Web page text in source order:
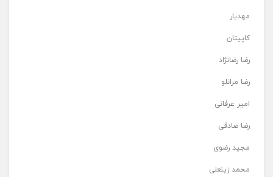
مهدیار
کاپیتان
رضا رضانژاد
رضا مرانلو
امیر عرفانی
رضا صادقی
مجید رضوی
محمد زینعلی